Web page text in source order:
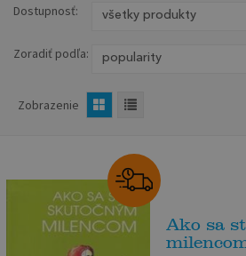
Dostupnosť:
Zoradiť podľa:
Zobrazenie
Ako sa